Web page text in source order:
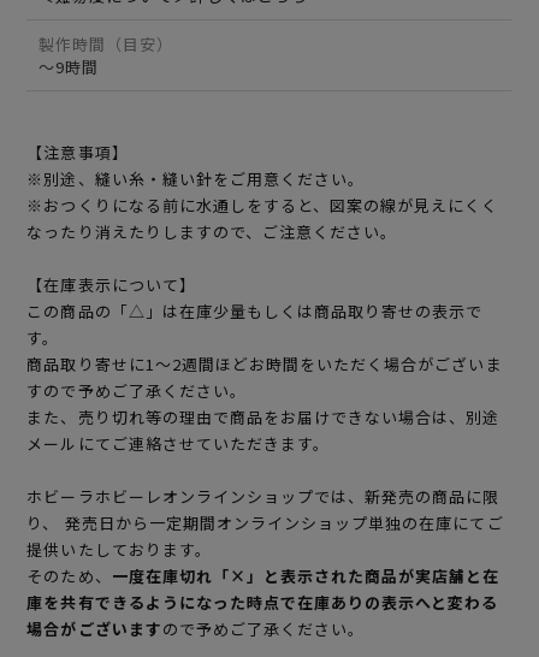
製作時間（目安）
～9時間
【注意事項】
※別途、縫い糸・縫い針をご用意ください。
※おつくりになる前に水通しをすると、図案の線が見えにくく
なったり消えたりしますので、ご注意ください。
【在庫表示について】
この商品の「△」は在庫少量もしくは商品取り寄せの表示で
す。
商品取り寄せに1～2週間ほどお時間をいただく場合がございま
すので予めご了承ください。
また、売り切れ等の理由で商品をお届けできない場合は、別途
メールにてご連絡させていただきます。
ホビーラホビーレオンラインショップでは、新発売の商品に限
り、 発売日から一定期間オンラインショップ単独の在庫にてご
提供いたしております。
そのため、 一度在庫切れ「×」と表示された商品が実店舗と在
庫を共有できるようになった時点で在庫ありの表示へと変わる
場合がございますので予めご了承ください。